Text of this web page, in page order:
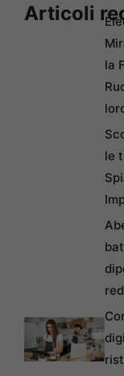
Articoli
la
le